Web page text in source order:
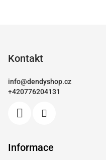
Kontakt
info@dendyshop.cz
+420776204131
Informace